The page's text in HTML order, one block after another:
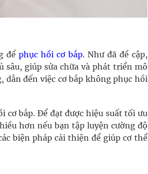
để phục hồi cơ bắp. Như đã đề cập,
giúp sửa chữa và phát triển mô
dẫn đến việc cơ bắp không phục hồi
bắp. Để đạt được hiệu suất tối ưu
hơn nếu bạn tập luyện cường độ
biện pháp cải thiện để giúp cơ thể